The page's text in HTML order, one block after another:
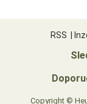
RSS
Copyright ©